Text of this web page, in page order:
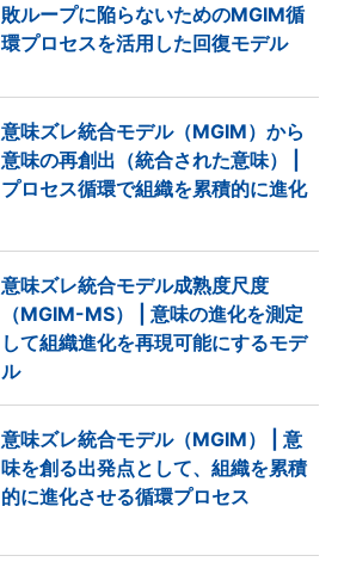
敗ループに陥らないためのMGIM循
環プロセスを活用した回復モデル
意味ズレ統合モデル（MGIM）から
意味の再創出（統合された意味） |
プロセス循環で組織を累積的に進化
意味ズレ統合モデル成熟度尺度
（MGIM-MS） | 意味の進化を測定
して組織進化を再現可能にするモデ
ル
意味ズレ統合モデル（MGIM） | 意
味を創る出発点として、組織を累積
的に進化させる循環プロセス